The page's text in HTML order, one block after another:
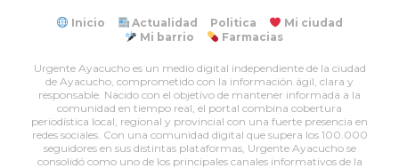
Inicio Actualidad Politica
Mi ciudad
Mi barrio
Farmacias
Urgente Ayacucho es un medio digital independiente de la ciudad
de Ayacucho, comprometido con la información ágil, clara y
responsable. Nacido con el objetivo de mantener informada a la
comunidad en tiempo real, el portal combina cobertura
periodística local, regional y provincial con una fuerte presencia en
redes sociales. Con una comunidad digital que supera los 100.000
seguidores en sus distintas plataformas, Urgente Ayacucho se
consolidó como uno de los principales canales informativos de la